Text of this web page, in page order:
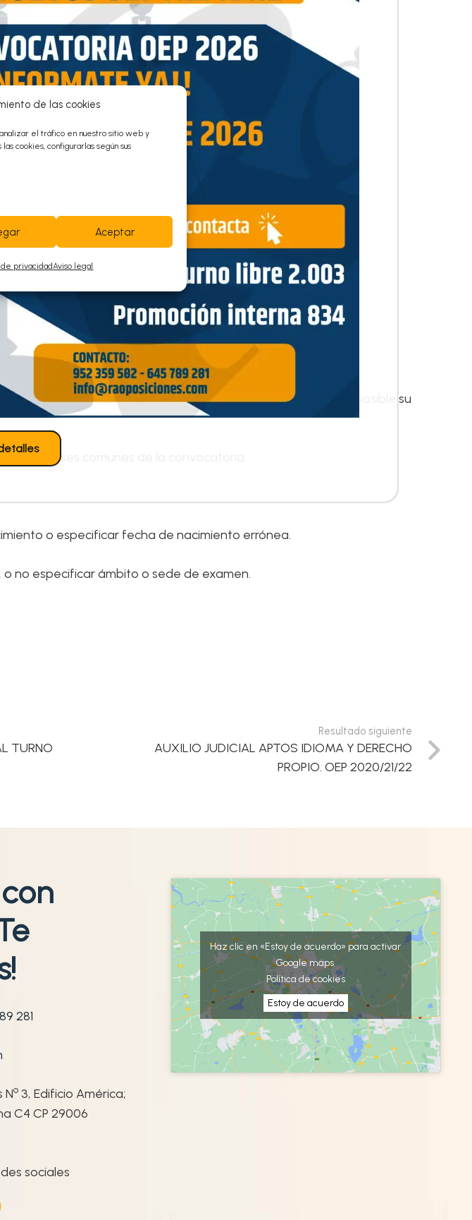
de las cookies
el tráfico en nuestro sitio web y
cookies, configurarlas según sus
Aceptar
de privacidadAviso legal
con las excepciones de la convocatoria.
de la instancia.
haber sido posible su verificación por la Administración.
no haber sido posible su verificación por la Administración.
su verificación por la Administración.
las bases comunes de las convocatorias o no haber sido posible su
bases comunes de la convocatoria.
o especificar fecha de nacimiento errónea.
no especificar ámbito o sede de examen.
TURNO
Resultado siguiente
AUXILIO JUDICIAL APTOS IDIOMA Y DERECHO
PROPIO. OEP 2020/21/22
281
No3, Edificio América;
C4 CP 29006
sociales
Haz clic en «Estoy de acuerdo» para activar
Google maps
Política de cookies
Estoy de acuerdo